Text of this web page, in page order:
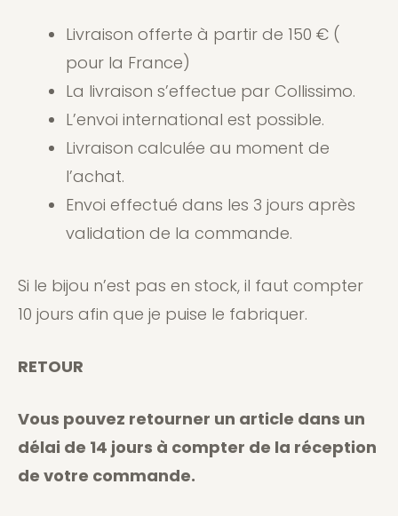
Livraison offerte à partir de 150 € (
pour la France)
La livraison s’effectue par Collissimo.
L’envoi international est possible.
Livraison calculée au moment de
l’achat.
Envoi effectué dans les 3 jours après
validation de la commande.
Si le bijou n’est pas en stock, il faut compter
10 jours afin que je puise le fabriquer.
RETOUR
Vous pouvez retourner un article dans un
délai de 14 jours à compter de la réception
de votre commande.